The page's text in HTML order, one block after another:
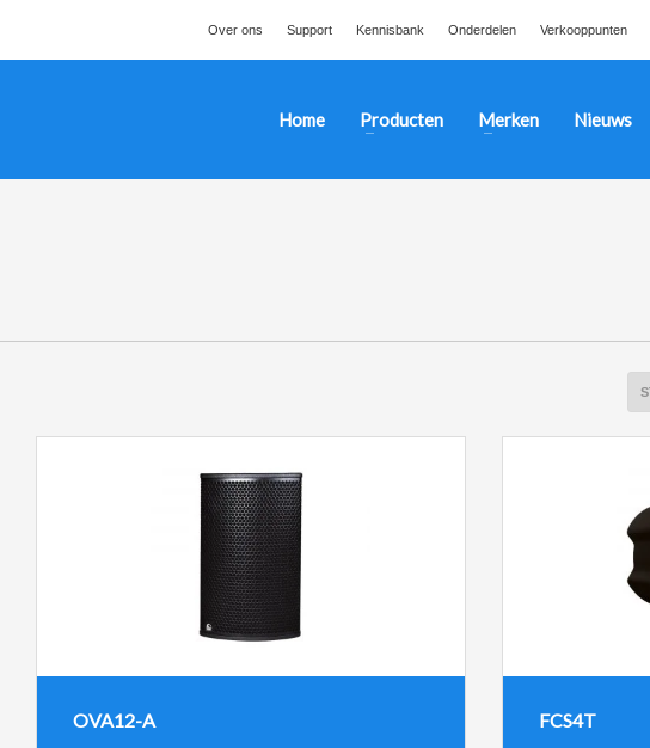
Over ons Support Kennisbank Onderdelen Verkooppunten
Home Producten Merken Nieuws
OVA12-A FCS4T